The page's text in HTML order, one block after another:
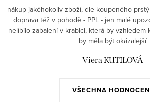
VŠECHNA
nákup jakéhokoliv zboží, dle koupeného
doprava též v pohodě - PPL - jen malé
nelíbilo zabalení v krabici, která by vzhledem
by měla být okázalejší
Viera KUTILOVÁ